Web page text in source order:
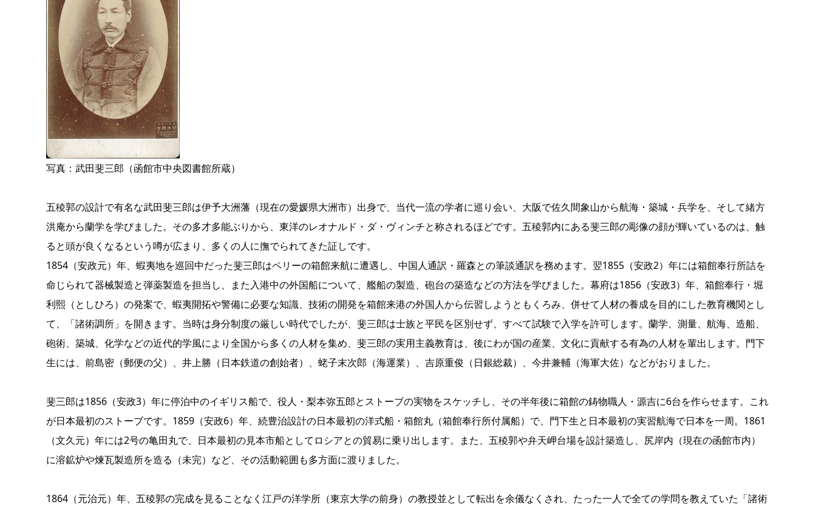
写真：武田斐三郎（函館市中央図書館所蔵）
五稜郭の設計で有名な武田斐三郎は伊予大洲藩（現在の愛媛県大洲市）出身で、当代一流の学者に巡り会い、大阪で佐久間象山から航海・築城・兵学を、そして緒方
洪庵から蘭学を学びました。その多才多能ぶりから、東洋のレオナルド・ダ・ヴィンチと称されるほどです。五稜郭内にある斐三郎の彫像の顔が輝いているのは、触
ると頭が良くなるという噂が広まり、多くの人に撫でられてきた証しです。
1854（安政元）年、蝦夷地を巡回中だった斐三郎はペリーの箱館来航に遭遇し、中国人通訳・羅森との筆談通訳を務めます。翌1855（安政2）年には箱館奉行所詰を
命じられて器械製造と弾薬製造を担当し、また入港中の外国船について、艦船の製造、砲台の築造などの方法を学びました。幕府は1856（安政3）年、箱館奉行・堀
利熙（としひろ）の発案で、蝦夷開拓や警備に必要な知識、技術の開発を箱館来港の外国人から伝習しようともくろみ、併せて人材の養成を目的にした教育機関とし
て、「諸術調所」を開きます。当時は身分制度の厳しい時代でしたが、斐三郎は士族と平民を区別せず、すべて試験で入学を許可します。蘭学、測量、航海、造船、
砲術、築城、化学などの近代的学風により全国から多くの人材を集め、斐三郎の実用主義教育は、後にわが国の産業、文化に貢献する有為の人材を輩出します。門下
生には、前島密（郵便の父）、井上勝（日本鉄道の創始者）、蛯子末次郎（海運業）、吉原重俊（日銀総裁）、今井兼輔（海軍大佐）などがおりました。
斐三郎は1856（安政3）年に停泊中のイギリス船で、役人・梨本弥五郎とストーブの実物をスケッチし、その半年後に箱館の鋳物職人・源吉に6台を作らせます。これ
が日本最初のストーブです。1859（安政6）年、続豊治設計の日本最初の洋式船・箱館丸（箱館奉行所付属船）で、門下生と日本最初の実習航海で日本を一周。1861
（文久元）年には2号の亀田丸で、日本最初の見本市船としてロシアとの貿易に乗り出します。また、五稜郭や弁天岬台場を設計築造し、尻岸内（現在の函館市内）
に溶鉱炉や煉瓦製造所を造る（未完）など、その活動範囲も多方面に渡りました。
1864（元治元）年、五稜郭の完成を見ることなく江戸の洋学所（東京大学の前身）の教授並として転出を余儀なくされ、たった一人で全ての学問を教えていた「諸術